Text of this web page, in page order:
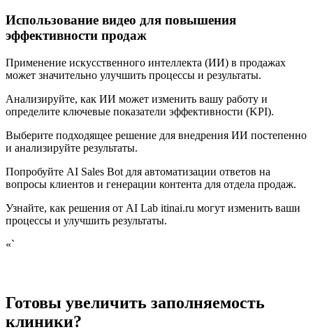
Использование видео для повышения
эффективности продаж
Применение искусственного интеллекта (ИИ) в продажах
может значительно улучшить процессы и результаты.
Анализируйте, как ИИ может изменить вашу работу и
определите ключевые показатели эффективности (KPI).
Выберите подходящее решение для внедрения ИИ постепенно
и анализируйте результаты.
Попробуйте AI Sales Bot для автоматизации ответов на
вопросы клиентов и генерации контента для отдела продаж.
Узнайте, как решения от AI Lab itinai.ru могут изменить ваши
процессы и улучшить результаты.
«`
Готовы увеличить заполняемость
клиники?